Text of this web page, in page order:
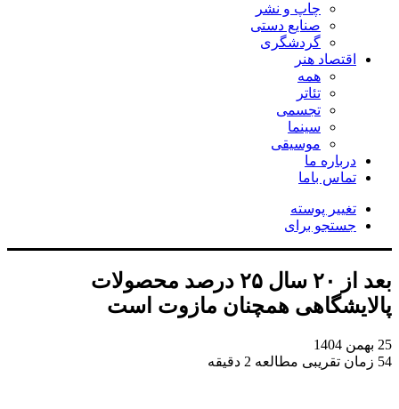
چاپ و نشر
صنایع دستی
گردشگری
اقتصاد هنر
همه
تئاتر
تجسمی
سینما
موسیقی
درباره ما
تماس باما
تغییر پوسته
جستجو برای
بعد از ۲۰ سال ۲۵ درصد محصولات
پالایشگاهی همچنان مازوت است
25 بهمن 1404
54 زمان تقریبی مطالعه 2 دقیقه